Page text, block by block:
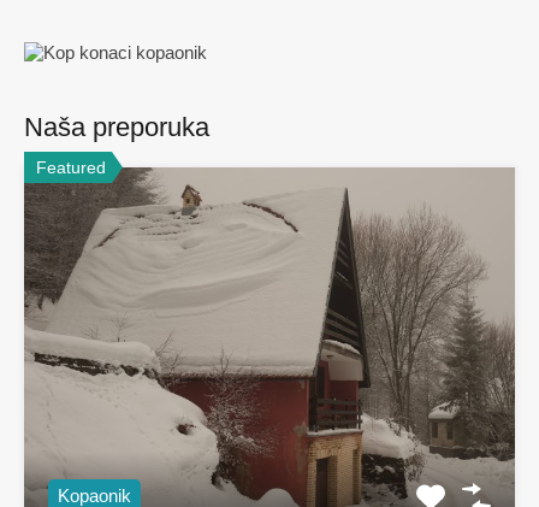
Naša preporuka
Featured
Kopaonik